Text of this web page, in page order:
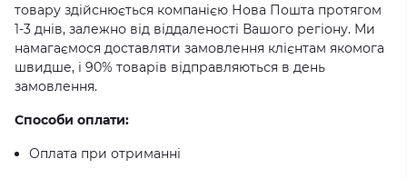
товару здійснюється компанією Нова Пошта протягом
1-3 днів, залежно від віддаленості Вашого регіону. Ми
намагаємося доставляти замовлення клієнтам якомога
швидше, і 90% товарів відправляються в день
замовлення.
Способи оплати:
Оплата при отриманні